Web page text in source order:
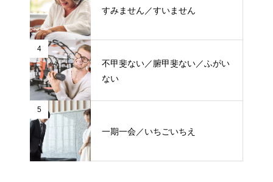
すみません／すいません
4
不甲斐ない／腑甲斐ない／ふがい
ない
5
一期一会／いちごいちえ